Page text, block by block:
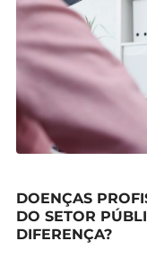
DOENÇAS
DO SETOR
DIFERENÇA?